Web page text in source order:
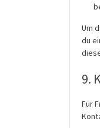
Um
du
9.
Für